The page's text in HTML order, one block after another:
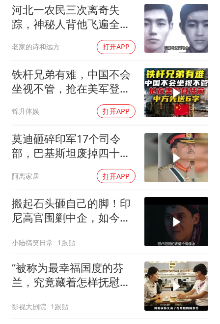
奋力开创中国式现代化建设新局面
河北一农民三次离奇失
踪，神秘人背他飞遍全中
国，幕后真相是什么
老家的诗和远方 打开APP
铁杆兄弟有难，中国不会
坐视不管，抢在美军登陆
锦升体娱 打开APP
莫迪砸碎印军17个司令
部，巴基斯坦废掉四十年
旧制，南亚两个死敌同时
变天
阿离家居 打开APP
搬起石头砸自己的脚！印
尼高官围剿中企，如今烂
小陆搞笑日常 1跟贴
“被称为最幸福国度的芬
兰，究竟藏着怎样抚慰人
影视大剧院 1跟贴